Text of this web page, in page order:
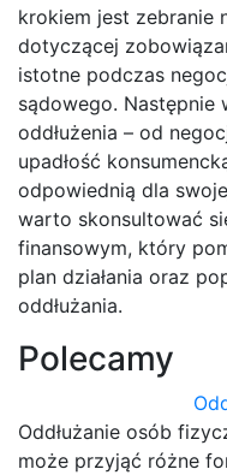
krokiem jest zebranie
dotyczącej
istotne podczas
sądowego.
oddłużenia – od
upadłość
odpowiednią dla
warto skonsultować
finansowym, który
plan działania oraz
oddłużania.
Polecamy
Oddłużanie osób
może przyjąć różne